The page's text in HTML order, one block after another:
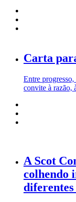
Carta
Entre
convite à razão,
A Scot
colhendo
diferentes